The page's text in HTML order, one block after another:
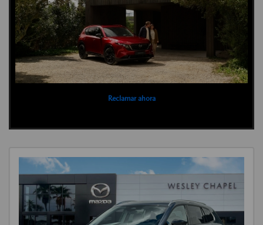
Reclamar ahora